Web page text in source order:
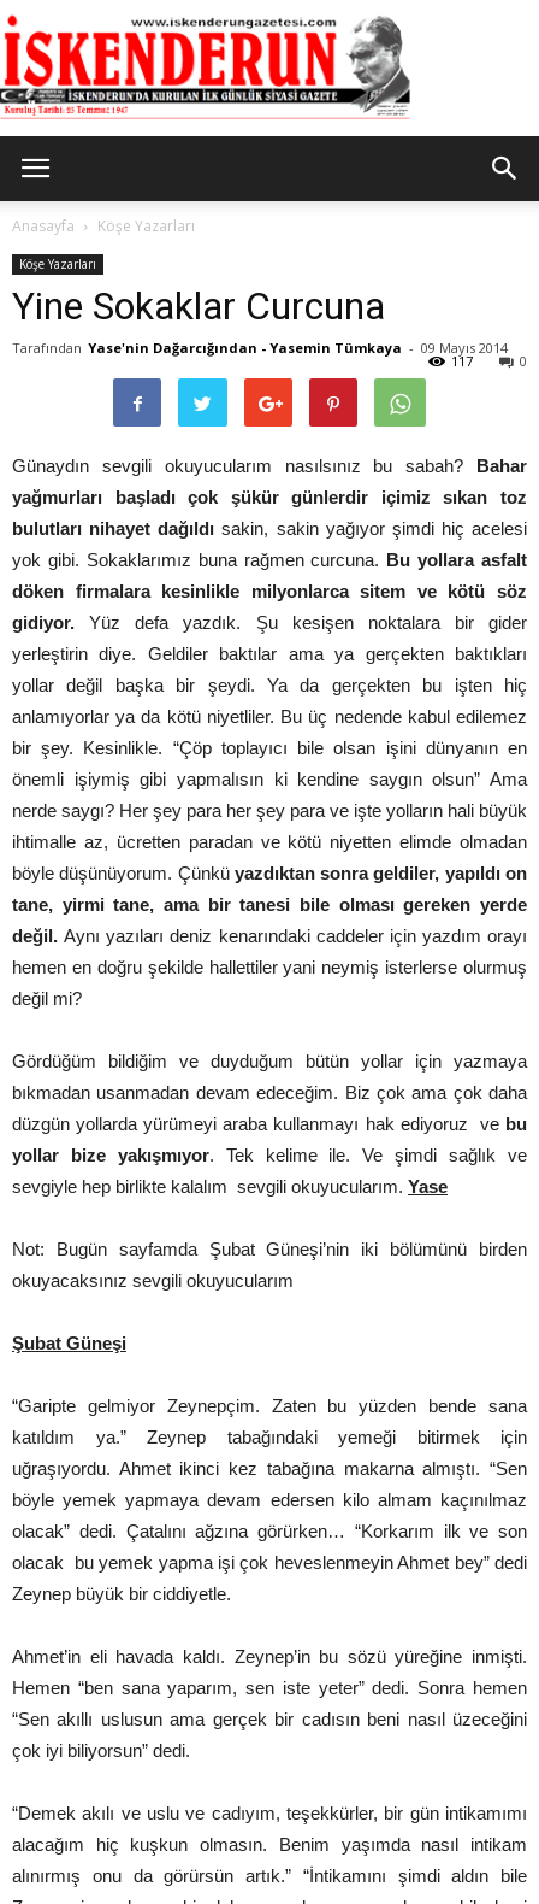
Gazetesi
Anasayfa Köşe Yazarları
Köşe Yazarları
Yine Sokaklar Curcuna
Tarafından Yase'nin Dağarcığından - Yasemin Tümkaya - 09 Mayıs 2014
0
117
Günaydın sevgili okuyucularım nasılsınız bu sabah? Bahar
yağmurları başladı çok şükür günlerdir içimiz sıkan toz
bulutları nihayet dağıldısakin, sakin yağıyor şimdi hiç acelesi
yok gibi. Sokaklarımız buna rağmen curcuna. Bu yollara asfalt
döken firmalara kesinlikle milyonlarca sitem ve kötü söz
gidiyor. Yüz defa yazdık. Şu kesişen noktalara bir gider
yerleştirin diye. Geldiler baktılar ama ya gerçekten baktıkları
yollar değil başka bir şeydi. Ya da gerçekten bu işten hiç
anlamıyorlar ya da kötü niyetliler. Bu üç nedende kabul edilemez
bir şey. Kesinlikle. “Çöp toplayıcı bile olsan işini dünyanın en
önemli işiymiş gibi yapmalısın ki kendine saygın olsun” Ama
nerde saygı? Her şey para her şey para ve işte yolların hali büyük
ihtimalle az, ücretten paradan ve kötü niyetten elimde olmadan
böyle düşünüyorum. Çünkü yazdıktan sonra geldiler, yapıldı on
tane, yirmi tane, ama bir tanesi bile olması gereken yerde
değil.Aynı yazıları deniz kenarındaki caddeler için yazdım orayı
hemen en doğru şekilde hallettiler yani neymiş isterlerse olurmuş
değil mi?
Gördüğüm bildiğim ve duyduğum bütün yollar için yazmaya
bıkmadan usanmadan devam edeceğim. Biz çok ama çok daha
düzgün yollarda yürümeyi araba kullanmayı hak ediyoruz ve bu
yollar bize yakışmıyor. Tek kelime ile. Ve şimdi sağlık ve
sevgiyle hep birlikte kalalım sevgili okuyucularım. Yase
Not: Bugün sayfamda Şubat Güneşi’nin iki bölümünü birden
okuyacaksınız sevgili okuyucularım
Şubat Güneşi
“Garipte gelmiyor Zeynepçim. Zaten bu yüzden bende sana
katıldım ya.” Zeynep tabağındaki yemeği bitirmek için
uğraşıyordu. Ahmet ikinci kez tabağına makarna almıştı. “Sen
böyle yemek yapmaya devam edersen kilo almam kaçınılmaz
olacak” dedi. Çatalını ağzına görürken… “Korkarım ilk ve son
olacak bu yemek yapma işi çok heveslenmeyin Ahmet bey” dedi
Zeynep büyük bir ciddiyetle.
Ahmet’in eli havada kaldı. Zeynep’in bu sözü yüreğine inmişti.
Hemen “ben sana yaparım, sen iste yeter” dedi. Sonra hemen
“Sen akıllı uslusun ama gerçek bir cadısın beni nasıl üzeceğini
çok iyi biliyorsun” dedi.
“Demek akılı ve uslu ve cadıyım, teşekkürler, bir gün intikamımı
alacağım hiç kuşkun olmasın. Benim yaşımda nasıl intikam
alınırmış onu da görürsün artık.” “İntikamını şimdi aldın bile